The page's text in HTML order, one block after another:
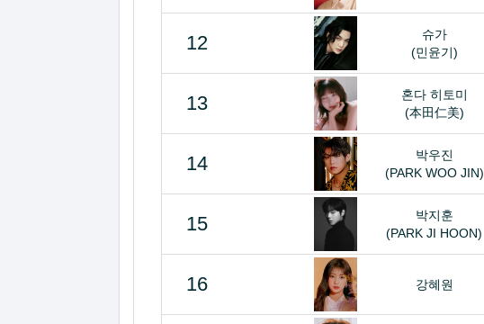
12
슈가
(민윤기)
13
혼다 히토미
(本田仁美)
14
박우진
(PARK WOO JIN)
15
박지훈
(PARK JI HOON)
16 강혜원